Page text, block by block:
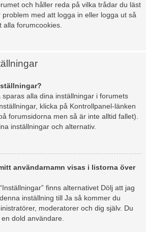
och håller reda på vilka trådar du läst
med att logga in eller logga ut så
alla forumcookies.
alla dina inställningar i forumets
klicka på Kontrollpanel-länken
forumsidorna men så är inte alltid fallet).
inställningar och alternativ.
användarnamn visas i listorna över
finns alternativet Dölj att jag
inställning till Ja så kommer du
moderatorer och dig själv. Du
dold användare.